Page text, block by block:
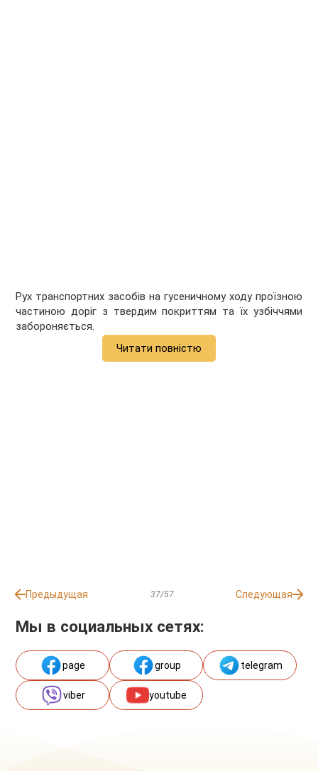
Рух транспортних засобів на гусеничному ходу проїзною
частиною доріг з твердим покриттям та їх узбіччями
забороняється.
Читати повністю
Предыдущая 37/57 Следующая
Мы в социальных сетях:
page group telegram
viber youtube